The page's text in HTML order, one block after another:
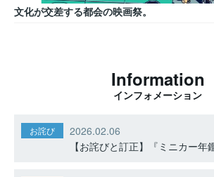
文化が交差する都会の映画祭。
Information
インフォメーション
お詫び
2026.02.06
【お詫びと訂正】『ミニカー年